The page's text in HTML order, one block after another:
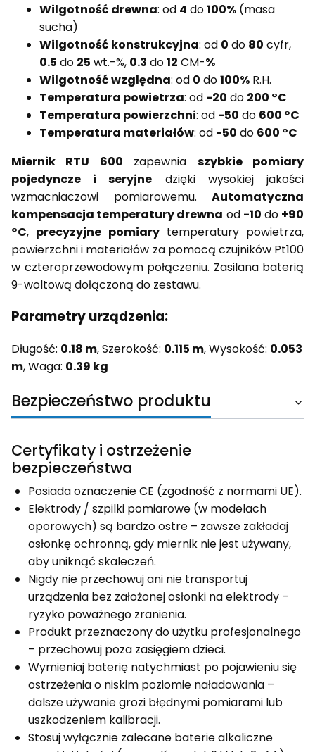
Wilgotność drewna: od 4 do100% (masa
sucha)
Wilgotność konstrukcyjna: od 0 do 80 cyfr,
0.5 do 25 wt.-%, 0.3 do12 CM-%
Wilgotność względna: od 0 do100% R.H.
Temperatura powietrza: od -20 do 200 °C
Temperatura powierzchni: od -50 do 600 °C
Temperatura materiałów: od -50 do 600 °C
Miernik RTU 600 zapewnia szybkie pomiary
pojedyncze i seryjne dzięki wysokiej jakości
wzmacniaczowi pomiarowemu. Automatyczna
kompensacja temperatury drewna od -10 do +90
°C, precyzyjne pomiarytemperatury powietrza,
powierzchni i materiałów za pomocą czujników Pt100
w czteroprzewodowym połączeniu. Zasilana baterią
9-woltową dołączoną do zestawu.
Parametry urządzenia:
Długość: 0.18 m, Szerokość: 0.115 m, Wysokość: 0.053
m, Waga: 0.39 kg
Bezpieczeństwo produktu
Certyfikaty i ostrzeżenie
bezpieczeństwa
Posiada oznaczenie CE (zgodność z normami UE).
Elektrody / szpilki pomiarowe (w modelach
oporowych) są bardzo ostre – zawsze zakładaj
osłonkę ochronną, gdy miernik nie jest używany,
aby uniknąć skaleczeń.
Nigdy nie przechowuj ani nie transportuj
urządzenia bez założonej osłonki na elektrody –
ryzyko poważnego zranienia.
Produkt przeznaczony do użytku profesjonalnego
– przechowuj poza zasięgiem dzieci.
Wymieniaj baterię natychmiast po pojawieniu się
ostrzeżenia o niskim poziomie naładowania –
dalsze używanie grozi błędnymi pomiarami lub
uszkodzeniem kalibracji.
Stosuj wyłącznie zalecane baterie alkaliczne